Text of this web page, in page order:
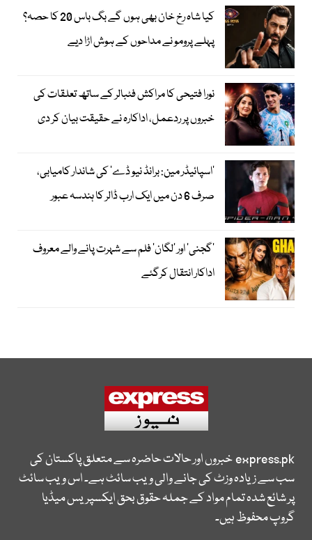
کیا شاہ رخ خان بھی ہوں گے بگ باس 20 کا حصہ؟
پہلے پرومو نے مداحوں کے ہوش اڑا دیے
نورا فتیحی کا مراکش فٹبالر کے ساتھ تعلقات کی
خبروں پر ردعمل، اداکارہ نے حقیقت بیان کر دی
’اسپائیڈر مین: برانڈ نیو ڈے‘ کی شاندار کامیابی،
صرف 6 دن میں ایک ارب ڈالر کا ہندسہ عبور
’گجنی‘ اور ’لگان‘ فلم سے شہرت پانے والے معروف
اداکار انتقال کرگئے
express.pkخبروں اور حالات حاضرہ سے متعلق پاکستان کی
سب سے زیادہ وزٹ کی جانے والی ویب سائٹ ہے۔ اس ویب سائٹ
پر شائع شدہ تمام مواد کے جملہ حقوق بحق ایکسپریس میڈیا
گروپ محفوظ ہیں۔